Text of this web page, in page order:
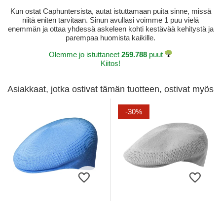
Kun ostat Caphuntersista, autat istuttamaan puita sinne, missä
niitä eniten tarvitaan. Sinun avullasi voimme 1 puu vielä
enemmän ja ottaa yhdessä askeleen kohti kestävää kehitystä ja
parempaa huomista kaikille.
Olemme jo istuttaneet 259.788 puut
Kiitos!
Asiakkaat, jotka ostivat tämän tuotteen, ostivat myös
-30%